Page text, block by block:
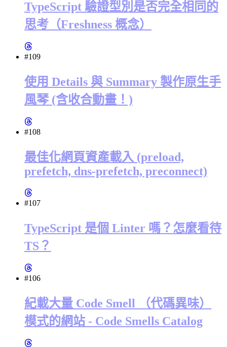
TypeScript 驗證型別是否完全相同的
思考（Freshness 概念）
#109
使用 Details 與 Summary 製作原生手
風琴 (含收合動畫！)
#108
最佳化網頁資產載入 (preload,
prefetch, dns-prefetch, preconnect)
#107
TypeScript 是個 Linter 嗎？怎麼看待
TS？
#106
紀載大量 Code Smell （代碼異味）
模式的網站 - Code Smells Catalog